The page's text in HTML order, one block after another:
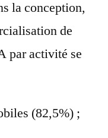
la conception,
de
par activité se
(82,5%) ;